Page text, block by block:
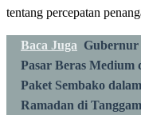
tentang percepatan
Baca Juga Gubernur
Pasar Beras Medium
Paket Sembako
Ramadan di